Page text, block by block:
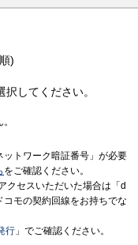
)
してください。
ットワーク暗証番号」が必要
をご確認ください。
クセスいただいた場合は「d
モの契約回線をお持ちでな
行 」でご確認ください。